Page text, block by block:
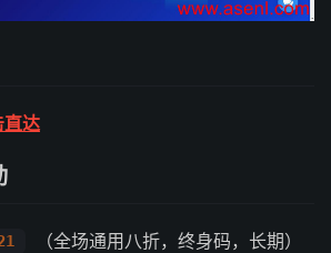
达
（全场通用八折，终身码，长期）